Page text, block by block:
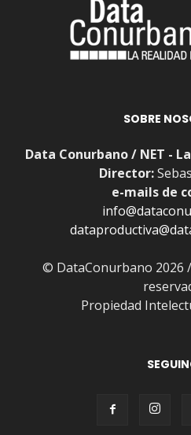
SOBRE
Data Conurbano / NET -
Director:
e-mails de
© DataConurbano 2026
Propiedad